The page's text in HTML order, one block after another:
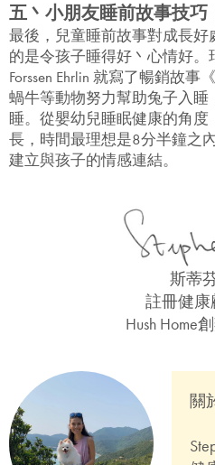
五丶小朋友睡前故事技
最後，兒童睡前故事對成長
的是令孩子睡得好丶心情好。
Forssen Ehrlin 就寫了暢銷故
蝸牛等動物努力幫助兔子入
睡。從嬰幼兒睡眠健康的角
長，時間最理想是8分半鐘之
建立與孩子的情感連結。
斯蒂
註冊健康
Hush Home
關